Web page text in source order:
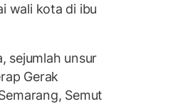
wali kota di ibu
sejumlah unsur
Gerak
Semut